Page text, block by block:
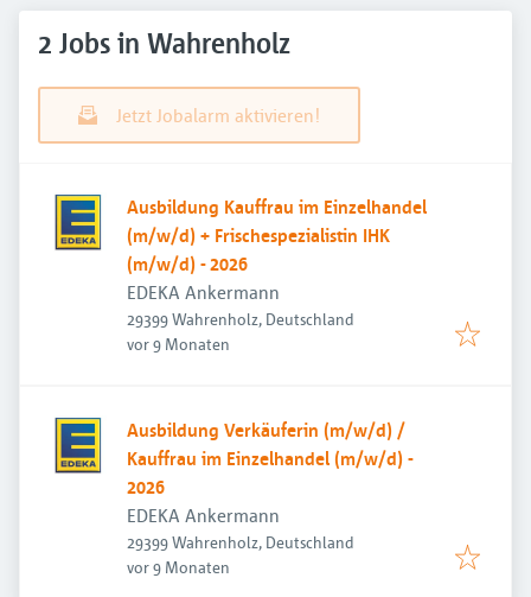
2 Jobs in Wahrenholz
Jetzt Jobalarm aktivieren!
Ausbildung Kauffrau im Einzelhandel
(m/w/d) + Frischespezialistin IHK
(m/w/d) - 2026
EDEKA Ankermann
29399 Wahrenholz, Deutschland
Veröffentlicht:
vor 9 Monaten
Ausbildung Verkäuferin (m/w/d) /
Kauffrau im Einzelhandel (m/w/d) -
2026
EDEKA Ankermann
29399 Wahrenholz, Deutschland
Veröffentlicht:
vor 9 Monaten